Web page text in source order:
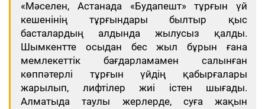
«Мәселен, Астанада «Будапешт» тұрғын үй
кешенінің тұрғындары былтыр қыс
басталардың алдында жылусыз қалды.
Шымкентте осыдан бес жыл бұрын ғана
мемлекеттік бағдарламамен салынған
көппәтерлі тұрғын үйдің қабырғалары
жарылып, лифтілер жиі істен шығады.
Алматыда таулы жерлерде, суға жақын